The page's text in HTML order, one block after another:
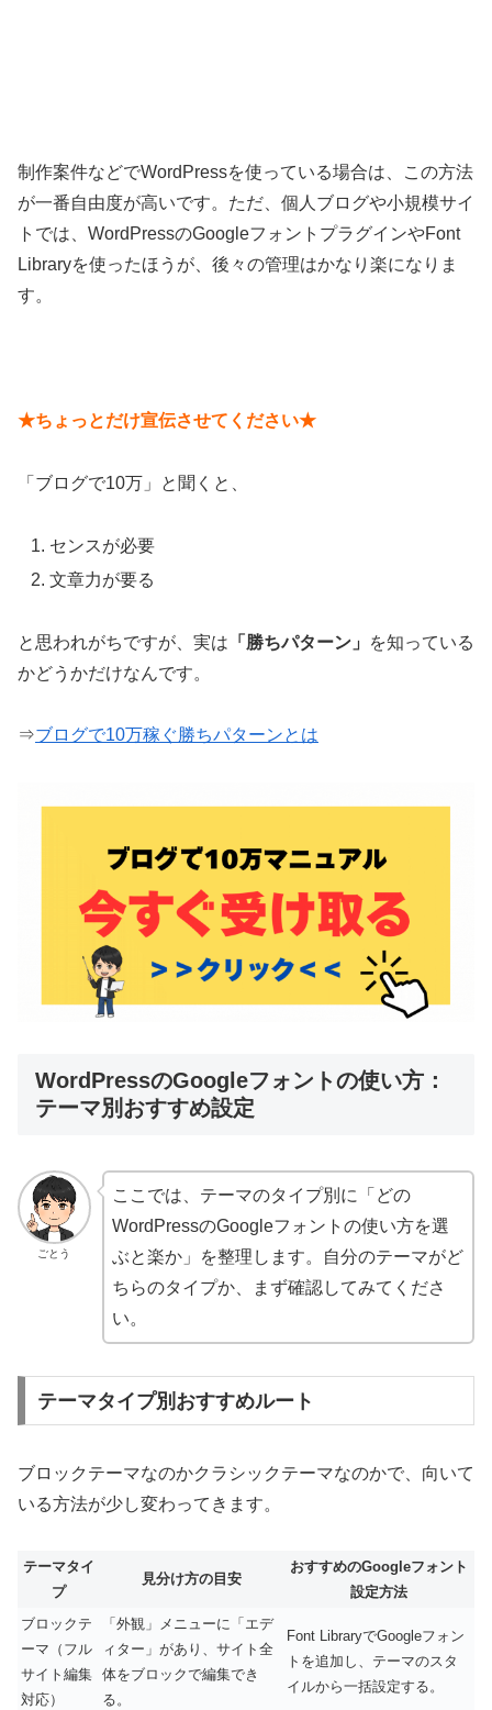
制作案件などでWordPressを使っている場合は、この方法
が一番自由度が高いです。ただ、個人ブログや小規模サイ
トでは、WordPressのGoogleフォントプラグインやFont
Libraryを使ったほうが、後々の管理はかなり楽になりま
す。
★ちょっとだけ宣伝させてください★
「ブログで10万」と聞くと、
センスが必要
文章力が要る
と思われがちですが、実は 「勝ちパターン」
を知っている
かどうかだけなんです。
⇒ブログで10万稼ぐ勝ちパターンとは
WordPressのGoogleフォントの使い方：
テーマ別おすすめ設定
ごとう
ここでは、テーマのタイプ別に「どの
WordPressのGoogleフォントの使い方を選
ぶと楽か」を整理します。自分のテーマがど
ちらのタイプか、まず確認してみてくださ
い。
テーマタイプ別おすすめルート
ブロックテーマなのかクラシックテーマなのかで、向いて
いる方法が少し変わってきます。
テーマタイ
プ
見分け方の目安
おすすめのGoogleフォント
設定方法
ブロックテ
ーマ（フル
サイト編集
対応）
「外観」メニューに「エデ
ィター」があり、サイト全
体をブロックで編集でき
る。
Font LibraryでGoogleフォン
トを追加し、テーマのスタ
イルから一括設定する。